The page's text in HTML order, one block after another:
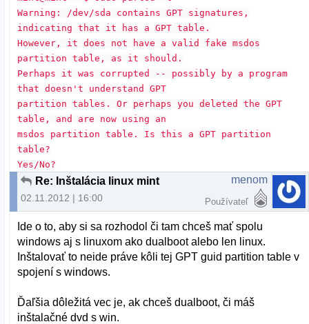
Warning: /dev/sda contains GPT signatures,
indicating that it has a GPT table.
However, it does not have a valid fake msdos
partition table, as it should.
Perhaps it was corrupted -- possibly by a program
that doesn't understand GPT
partition tables. Or perhaps you deleted the GPT
table, and are now using an
msdos partition table. Is this a GPT partition
table?
Yes/No?
Re: Inštalácia linux mint
02.11.2012 | 16:00
menom
Používateľ
Ide o to, aby si sa rozhodol či tam chceš mať spolu
windows aj s linuxom ako dualboot alebo len linux.
Inštalovať to neide práve kôli tej GPT guid partition table v
spojení s windows.
Ďaľšia dôležitá vec je, ak chceš dualboot, či máš
inštalačné dvd s win.